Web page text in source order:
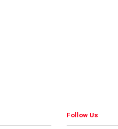
Follow Us